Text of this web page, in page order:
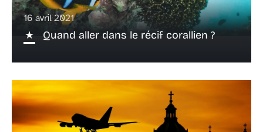
16 avril 2021
Quand aller dans le récif corallien ?